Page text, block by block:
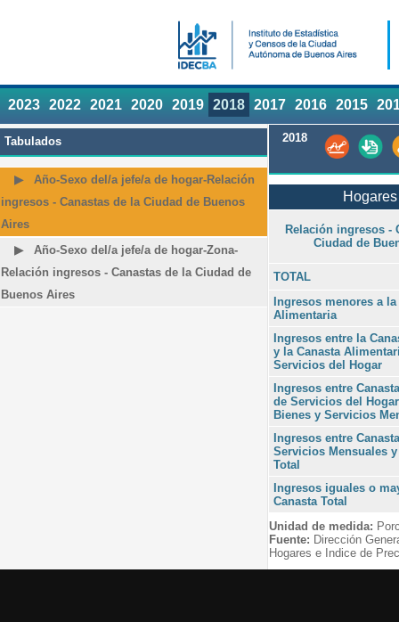
2023 2022 2021 2020 2019 2018 2017 2016 2015
Tabulados
Año-Sexo del/a jefe/a de hogar-Relación
ingresos - Canastas de la Ciudad de Buenos
Aires
Año-Sexo del/a jefe/a de hogar-Zona-
Relación ingresos - Canastas de la Ciudad de
Buenos Aires
2018
Relación ingresos -
Ciudad de
TOTAL
Ingresos menores a la
Alimentaria
Ingresos entre la
y la Canasta
Servicios del Hogar
Ingresos entre
de Servicios del
Bienes y Servicios
Ingresos entre
Servicios Mensuales y
Total
Ingresos iguales o
Canasta Total
Unidad de medida:
Fuente: Dirección
Hogares e Indice de